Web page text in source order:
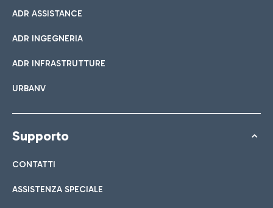
ADR ASSISTANCE
ADR INGEGNERIA
ADR INFRASTRUTTURE
URBANV
Supporto
CONTATTI
ASSISTENZA SPECIALE